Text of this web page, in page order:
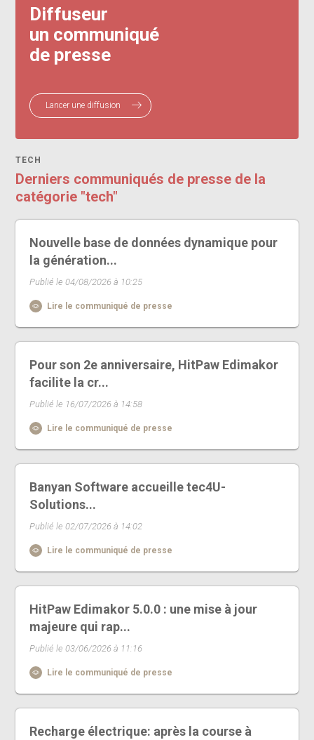
Diffuseur
un communiqué
de presse
Lancer une diffusion
TECH
Derniers communiqués de presse de la
catégorie "tech"
Nouvelle base de données dynamique pour
la génération...
Publié le 04/08/2026 à 10:25
Lire le communiqué de presse
Pour son 2e anniversaire, HitPaw Edimakor
facilite la cr...
Publié le 16/07/2026 à 14:58
Lire le communiqué de presse
Banyan Software accueille tec4U-
Solutions...
Publié le 02/07/2026 à 14:02
Lire le communiqué de presse
HitPaw Edimakor 5.0.0 : une mise à jour
majeure qui rap...
Publié le 03/06/2026 à 11:16
Lire le communiqué de presse
Recharge électrique: après la course à